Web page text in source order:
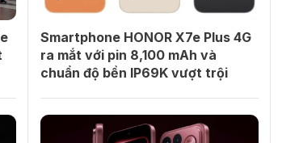
Smartphone HONOR X7e Plus 4G
ra mắt với pin 8,100 mAh và
chuẩn độ bền IP69K vượt trội